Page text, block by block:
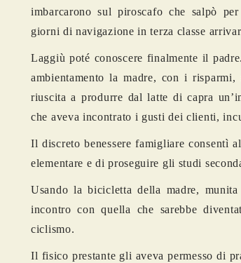
imbarcarono sul piroscafo che salpò
giorni di navigazione in terza classe
Laggiù poté conoscere finalmente il
ambientamento la madre, con i
riuscita a produrre dal latte di capra
che aveva incontrato i gusti dei clienti,
Il discreto benessere famigliare consentì
elementare e di proseguire gli studi
Usando la bicicletta della madre,
incontro con quella che sarebbe
ciclismo.
Il fisico prestante gli aveva permesso di